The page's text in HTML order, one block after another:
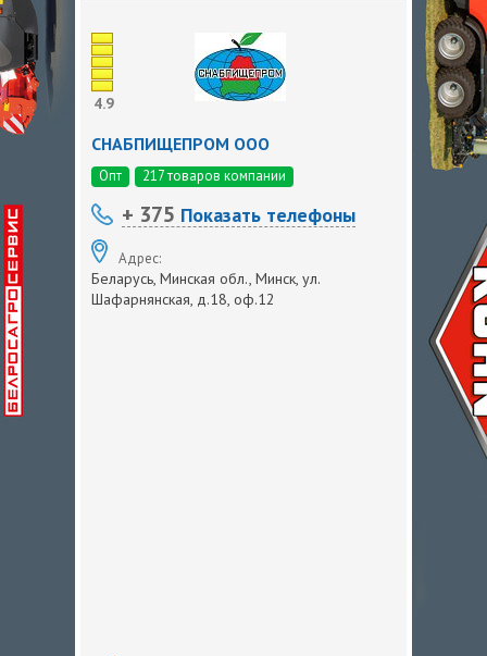
4.9
СНАБПИЩЕПРОМ ООО
Опт 217 товаров компании
+ 375 Показать телефоны
Адрес:
Беларусь, Минская обл., Минск, ул.
Шафарнянская, д.18, оф.12